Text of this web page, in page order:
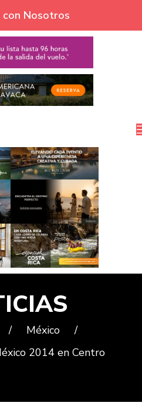
con Nosotros
/ México
/
2014 en Centro